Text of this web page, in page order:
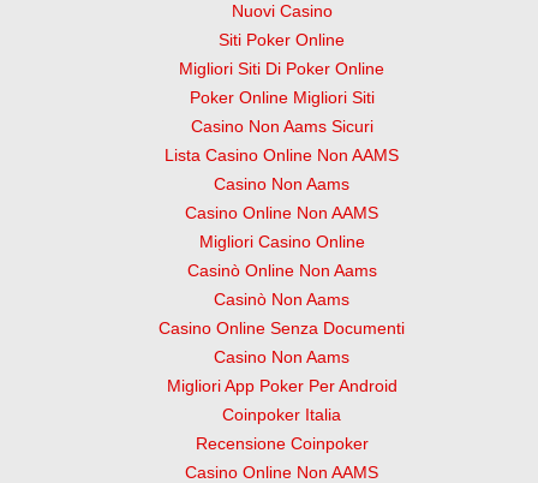
Nuovi Casino
Siti Poker Online
Migliori Siti Di Poker Online
Poker Online Migliori Siti
Casino Non Aams Sicuri
Lista Casino Online Non AAMS
Casino Non Aams
Casino Online Non AAMS
Migliori Casino Online
Casinò Online Non Aams
Casinò Non Aams
Casino Online Senza Documenti
Casino Non Aams
Migliori App Poker Per Android
Coinpoker Italia
Recensione Coinpoker
Casino Online Non AAMS